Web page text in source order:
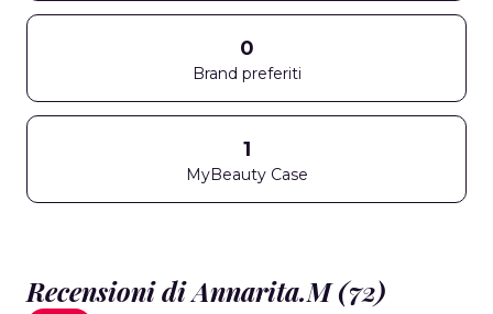
0
Brand preferiti
1
MyBeauty Case
Recensioni di Annarita.M (72)